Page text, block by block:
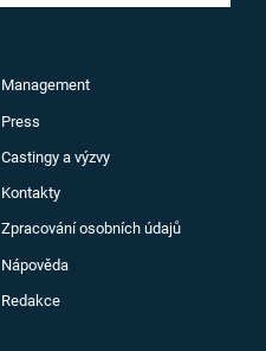
Management
Press
Castingy a výzvy
Kontakty
Zpracování osobních údajů
Nápověda
Redakce